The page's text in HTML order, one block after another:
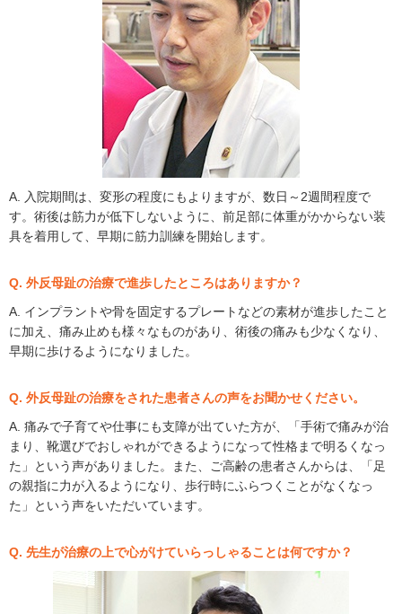
A. 入院期間は、変形の程度にもよりますが、数日～2週間程度で
す。術後は筋力が低下しないように、前足部に体重がかからない装
具を着用して、早期に筋力訓練を開始します。
Q. 外反母趾の治療で進歩したところはありますか？
A. インプラントや骨を固定するプレートなどの素材が進歩したこと
に加え、痛み止めも様々なものがあり、術後の痛みも少なくなり、
早期に歩けるようになりました。
Q. 外反母趾の治療をされた患者さんの声をお聞かせください。
A. 痛みで子育てや仕事にも支障が出ていた方が、「手術で痛みが治
まり、靴選びでおしゃれができるようになって性格まで明るくなっ
た」という声がありました。また、ご高齢の患者さんからは、「足
の親指に力が入るようになり、歩行時にふらつくことがなくなっ
た」という声をいただいています。
Q. 先生が治療の上で心がけていらっしゃることは何ですか？